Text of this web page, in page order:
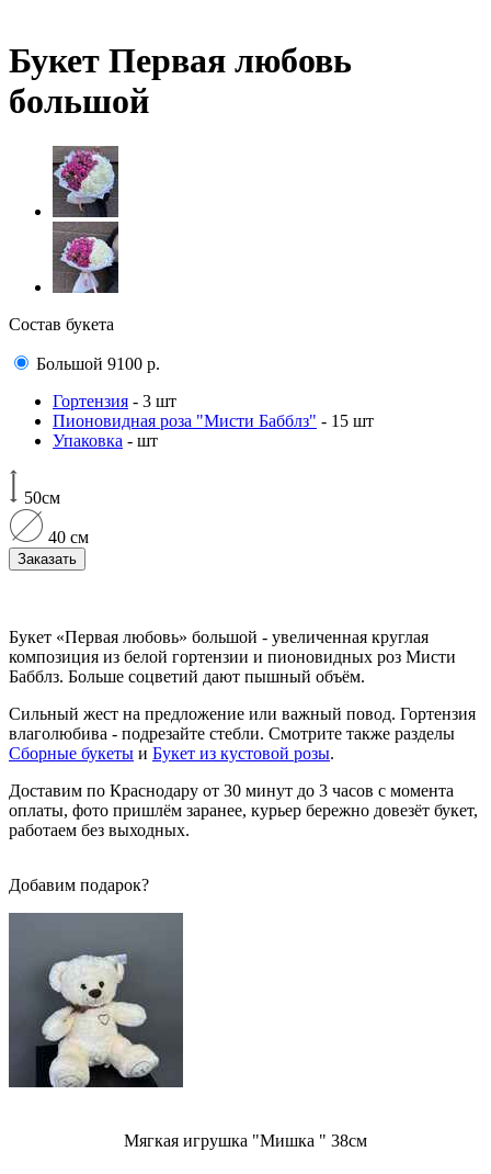
Букет Первая любовь
большой
Состав букета
Большой 9100 р.
Гортензия - 3 шт
Пионовидная роза "Мисти Бабблз" - 15 шт
Упаковка - шт
50см
40 см
Заказать
Букет «Первая любовь» большой - увеличенная круглая
композиция из белой гортензии и пионовидных роз Мисти
Бабблз. Больше соцветий дают пышный объём.
Сильный жест на предложение или важный повод. Гортензия
влаголюбива - подрезайте стебли. Смотрите также разделы
Сборные букеты и Букет из кустовой розы.
Доставим по Краснодару от 30 минут до 3 часов с момента
оплаты, фото пришлём заранее, курьер бережно довезёт букет,
работаем без выходных.
Добавим подарок?
Мягкая игрушка "Мишка " 38см